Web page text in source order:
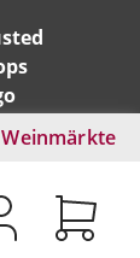
Weinmärkte